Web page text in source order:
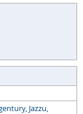
Jazzu,